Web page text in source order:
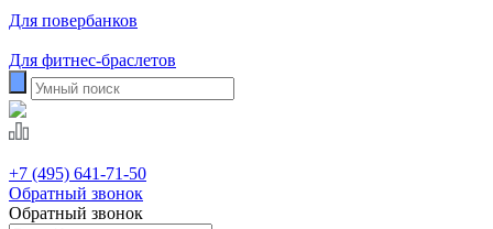
Для повербанков
Для фитнес-браслетов
+7 (495) 641-71-50
Обратный звонок
Обратный звонок